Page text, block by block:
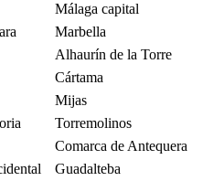
Málaga capital
Marbella
Alhaurín de la Torre
Cártama
Mijas
Torremolinos
Comarca de Antequera
Guadalteba